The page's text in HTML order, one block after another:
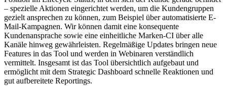
– spezielle Aktionen eingerichtet werden, um die Kundengruppen
gezielt ansprechen zu können, zum Beispiel über automatisierte E-
Mail-Kampagnen. Wir können damit eine konsequente
Kundenansprache sowie eine einheitliche Marken-CI über alle
Kanäle hinweg gewährleisten. Regelmäßige Updates bringen neue
Features in das Tool und werden in Webinaren verständlich
vermittelt. Insgesamt ist das Tool übersichtlich aufgebaut und
ermöglicht mit dem Strategic Dashboard schnelle Reaktionen und
gut aufbereitete Reportings.